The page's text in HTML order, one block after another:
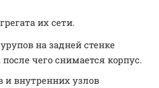
их сети.
на задней стенке
чего снимается корпус.
и внутренних узлов